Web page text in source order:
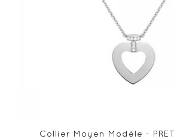
Collier Moyen Modèle -